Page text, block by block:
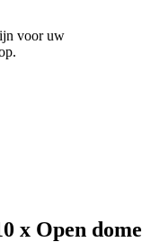
voor uw
x Open dome